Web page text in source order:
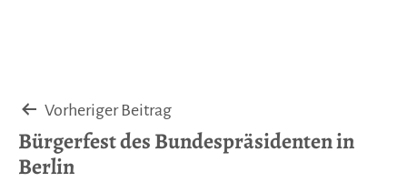
Beitragsnavigation
Vorheriger Beitrag
Bürgerfest des Bundespräsidenten in
Berlin